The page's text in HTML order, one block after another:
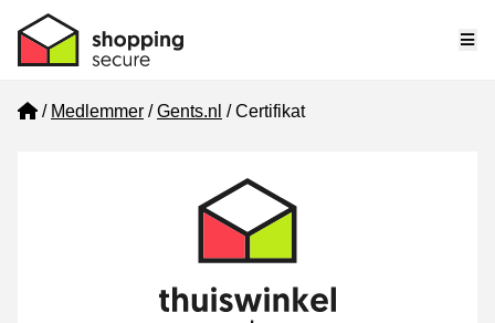
Home
Medlemmer Gents.nl Certifikat